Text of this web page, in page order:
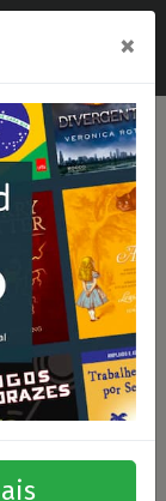
☰
×